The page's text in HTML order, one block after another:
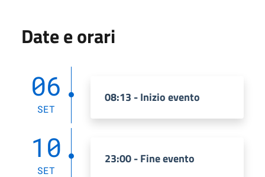
Date e orari
06
SET
08:13 - Inizio evento
10
SET
23:00 - Fine evento